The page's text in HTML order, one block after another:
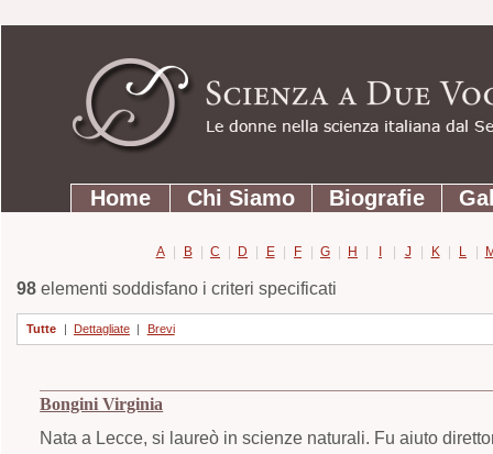
contenuti.
Strumenti
personali
SezioniHome Chi Siamo Biografie
A | B | C | D | E | F | G | H | I | J | K | L |
98elementi soddisfano i criteri specificati
Tutte | Dettagliate | Brevi
Bongini Virginia
Nata a Lecce, si laureò in scienze naturali. Fu aiuto